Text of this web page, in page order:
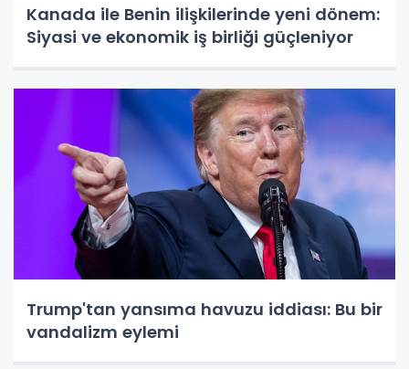
Kanada ile Benin ilişkilerinde yeni dönem:
Siyasi ve ekonomik iş birliği güçleniyor
Trump'tan yansıma havuzu iddiası: Bu bir
vandalizm eylemi